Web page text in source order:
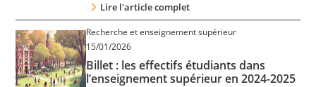
Lire l'article complet
Recherche et enseignement supérieur
15/01/2026
Billet : les effectifs étudiants dans
l’enseignement supérieur en 2024-2025